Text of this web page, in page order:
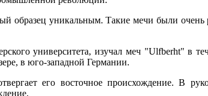
образец уникальным. Такие мечи были очень
университета, изучал меч "Ulfberht" в
в юго-западной Германии.
его восточное происхождение. В